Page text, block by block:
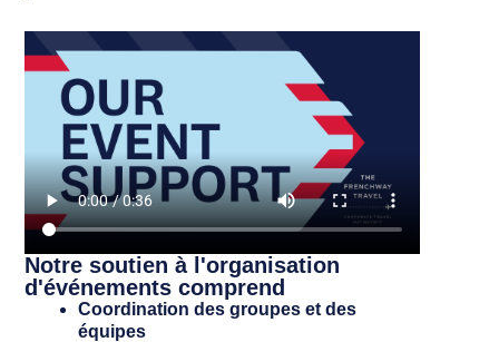
Notre soutien à l'organisation
d'événements comprend
Coordination des groupes et des
équipes